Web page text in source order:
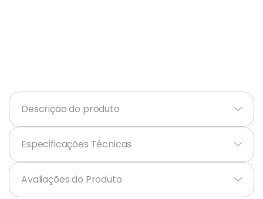
Descrição do produto +
Especificações Técnicas +
Avaliações do Produto